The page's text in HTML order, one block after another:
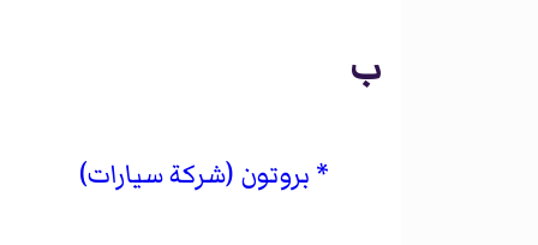
ب
بروتون (شركة سيارات)